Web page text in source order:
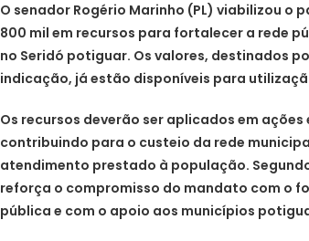
O senador Rogério Marinho (PL) viabilizou o
800 mil em recursos para fortalecer a rede
no Seridó potiguar. Os valores, destinados
indicação, já estão disponíveis para
Os recursos deverão ser aplicados em ações
contribuindo para o custeio da rede
atendimento prestado à população.
reforça o compromisso do mandato com o
pública e com o apoio aos municípios